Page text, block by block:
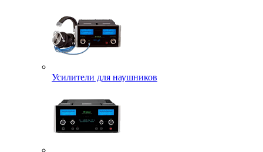
Усилители для наушников